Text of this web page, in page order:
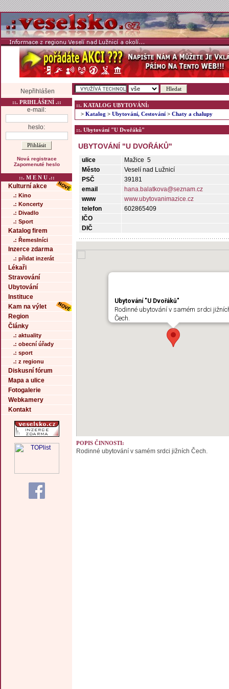
Nepřihlášen
::. PRIHLÁŠENÍ .::
e-mail:
heslo:
Nová registrace
Zapomenuté heslo
::. M E N U .::
Kulturní akce
.: Kino
.: Koncerty
.: Divadlo
.: Sport
Katalog firem
.: Řemeslníci
Inzerce zdarma
.: přidat inzerát
Lékaři
Stravování
Ubytování
Instituce
Kam na výlet
Region
Články
.: aktuality
.: obecní úřady
.: sport
.: z regionu
Diskusní fórum
Mapa a ulice
Fotogalerie
Webkamery
Kontakt
::. KATALOG UBYTOVÁNÍ:
> Katalog > Ubytování, Cestování > Chaty a chalupy
::. Ubytování "U Dvořáků"
UBYTOVÁNÍ "U DVOŘÁKŮ"
ulice
Mažice 5
Město
Veselí nad Lužnicí
PSČ
39181
email
hana.balatkova@seznam.cz
www
www.ubytovanimazice.cz
telefon
602865409
IČO
DIČ
Ubytování "U Dvořáků"
Rodinné ubytování v samém srdci
Čech.
POPIS ČINNOSTI:
Rodinné ubytování v samém srdci jižních Čech.